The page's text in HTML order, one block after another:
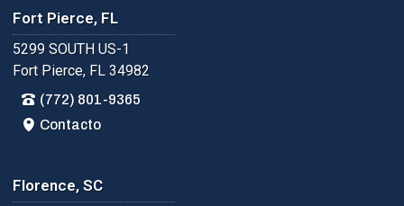
Fort Pierce, FL
5299 SOUTH US-1
Fort Pierce, FL 34982
(772) 801-9365
Contacto
Florence, SC